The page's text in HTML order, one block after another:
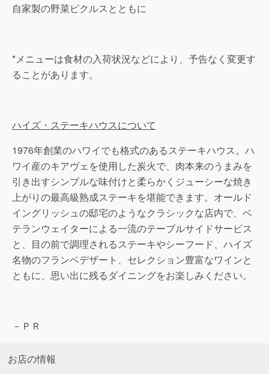
自家製の野菜ピクルスとともに
*メニューは食材の入荷状況などにより、予告なく変更す
ることがあります。
ハイズ・ステーキハウスについて
1976年創業のハワイでも格式のあるステーキハウス。ハ
ワイ産のキアヴェを使用した炭火で、肉本来のうまみを
引き出すシンプルな味付けと柔らかくジューシーな焼き
上がりの最高級熟成ステーキを堪能できます。オールド
イングリッシュの邸宅のようなクラシックな店内で、ベ
テランウェイターによる一流のテーブルサイドサービス
と、目の前で調理されるステーキやシーフード、ハイズ
名物のフランベデザート、セレクション豊富なワインと
ともに、思い出に残るダイニングをお楽しみください。
－ＰＲ
お店の情報